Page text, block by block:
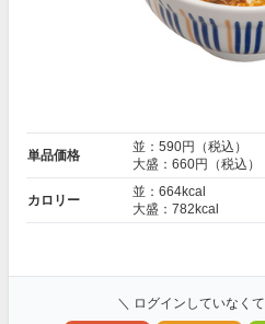
単品価格
並：590円（税込）
大盛：660円（税込）
カロリー
並：664kcal
大盛：782kcal
＼ ログインしていなく